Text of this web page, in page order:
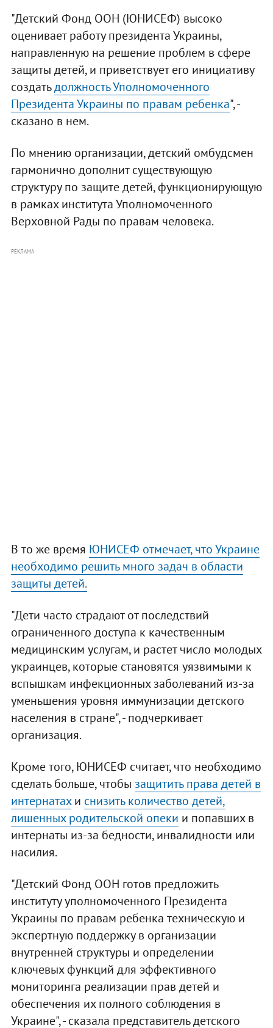
"Детский Фонд ООН (ЮНИСЕФ) высоко
оценивает работу президента Украины,
направленную на решение проблем в сфере
защиты детей, и приветствует его инициативу
создатьдолжность Уполномоченного
Президента Украины по правам ребенка", -
сказано в нем.
По мнению организации, детский омбудсмен
гармонично дополнит существующую
структуру по защите детей, функционирующую
в рамках института Уполномоченного
Верховной Рады по правам человека.
РЕКЛАМА
В то же время ЮНИСЕФ отмечает, что Украине
необходимо решить много задач в области
защиты детей.
"Дети часто страдают от последствий
ограниченного доступа к качественным
медицинским услугам, и растет число молодых
украинцев, которые становятся уязвимыми к
вспышкам инфекционных заболеваний из-за
уменьшения уровня иммунизации детского
населения в стране", - подчеркивает
организация.
Кроме того, ЮНИСЕФ считает, что необходимо
сделать больше, чтобы защитить права детей в
интернатахи снизить количество детей,
лишенных родительской опеки и попавших в
интернаты из-за бедности, инвалидности или
насилия.
"Детский Фонд ООН готов предложить
институту уполномоченного Президента
Украины по правам ребенка техническую и
экспертную поддержку в организации
внутренней структуры и определении
ключевых функций для эффективного
мониторинга реализации прав детей и
обеспечения их полного соблюдения в
Украине", - сказала представитель детского